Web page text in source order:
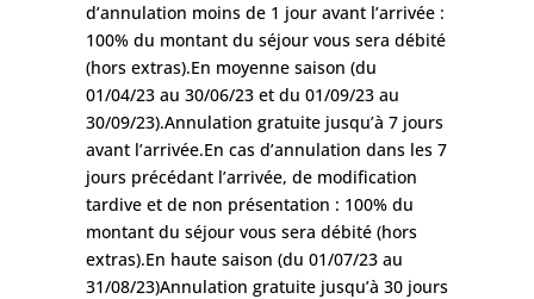
d’annulation moins de 1 jour avant l’arrivée :
100% du montant du séjour vous sera débité
(hors extras).En moyenne saison (du
01/04/23 au 30/06/23 et du 01/09/23 au
30/09/23).Annulation gratuite jusqu’à 7 jours
avant l’arrivée.En cas d’annulation dans les 7
jours précédant l’arrivée, de modification
tardive et de non présentation : 100% du
montant du séjour vous sera débité (hors
extras).En haute saison (du 01/07/23 au
31/08/23)Annulation gratuite jusqu’à 30 jours